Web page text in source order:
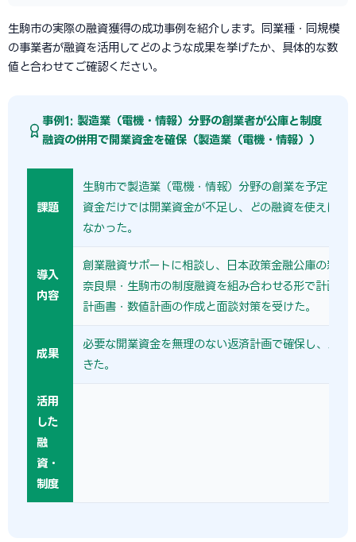
生駒市の実際の融資獲得の成功事例を紹介します。同業種・同規模
の事業者が融資を活用してどのような成果を挙げたか、具体的な数
値と合わせてご確認ください。
事例1: 製造業（電機・情報）分野の創業者が公庫と制度
融資の併用で開業資金を確保（製造業（電機・情報））
課題
生駒市で製造業（電機・情報）分野の創業を予定して
資金だけでは開業資金が不足し、どの融資を使えばよ
なかった。
導入
内容
創業融資サポートに相談し、日本政策金融公庫の新規
奈良県・生駒市の制度融資を組み合わせる形で計画を
計画書・数値計画の作成と面談対策を受けた。
成果
必要な開業資金を無理のない返済計画で確保し、スム
きた。
活用
した
融
資・
制度